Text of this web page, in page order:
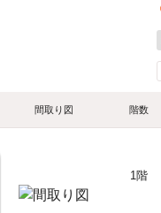
間取り図 階数
1階